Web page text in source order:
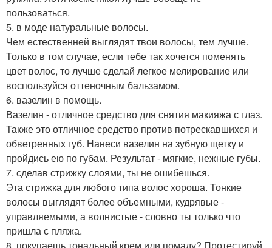
пользоваться.
5. в моде натуральные волосы.
Чем естественней выглядят твои волосы, тем лучше.
Только в том случае, если тебе так хочется поменять
цвет волос, то лучше сделай легкое мелирование или
воспользуйся оттеночным бальзамом.
6. вазелин в помощь.
Вазелин - отличное средство для снятия макияжа с глаз.
Также это отличное средство против потрескавшихся и
обветренных губ. Нанеси вазелин на зубную щетку и
пройдись ею по губам. Результат - мягкие, нежные губы.
7. сделав стрижку слоями, ты не ошибешься.
Эта стрижка для любого типа волос хороша. Тонкие
волосы выглядят более объемными, кудрявые -
управляемыми, а волнистые - словно ты только что
пришла с пляжа.
8. покупаешь тональный крем или помаду? Протестируй.